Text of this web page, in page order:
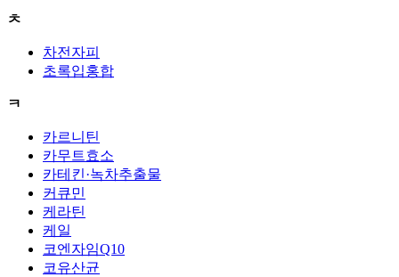
ㅊ
차전자피
초록입홍합
ㅋ
카르니틴
카무트효소
카테킨·녹차추출물
커큐민
케라틴
케일
코엔자임Q10
코유산균